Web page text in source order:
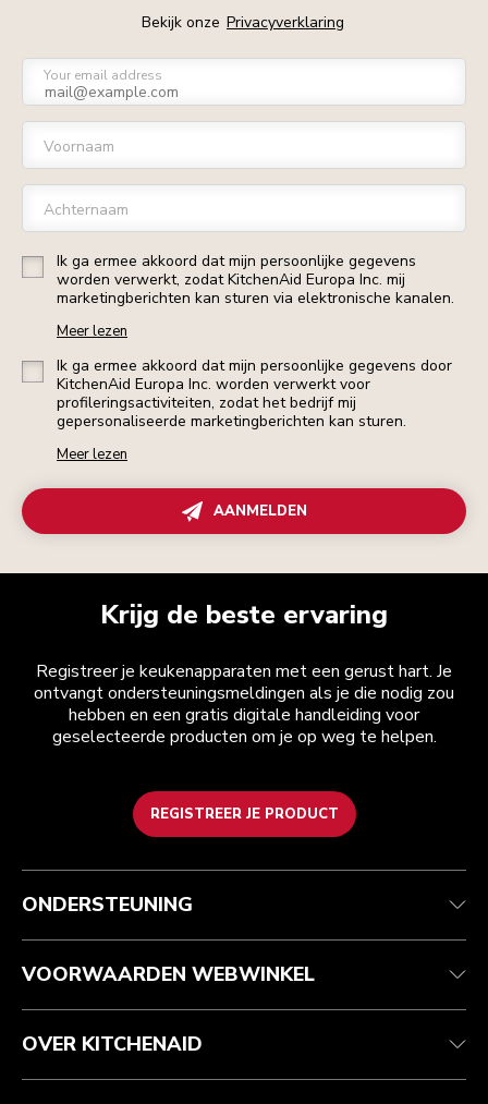
Bekijk onze Privacyverklaring
Your email address
Voornaam
Achternaam
Ik ga ermee akkoord dat mijn persoonlijke gegevens
worden verwerkt, zodat KitchenAid Europa Inc. mij
marketingberichten kan sturen via elektronische kanalen.
Meer lezen
Ik ga ermee akkoord dat mijn persoonlijke gegevens door
KitchenAid Europa Inc. worden verwerkt voor
profileringsactiviteiten, zodat het bedrijf mij
gepersonaliseerde marketingberichten kan sturen.
Meer lezen
AANMELDEN
Krijg de beste ervaring
Registreer je keukenapparaten met een gerust hart. Je
ontvangt ondersteuningsmeldingen als je die nodig zou
hebben en een gratis digitale handleiding voor
geselecteerde producten om je op weg te helpen.
REGISTREER JE PRODUCT
Health check
Je bestelling volgen
Garantie en documenten
Veelgestelde vragen
Algemene voorwaarden
Retournering en terugbetaling
Imprint
ODR
Het merk
Zoek een winkel
ONDERSTEUNING
VOORWAARDEN WEBWINKEL
OVER KITCHENAID